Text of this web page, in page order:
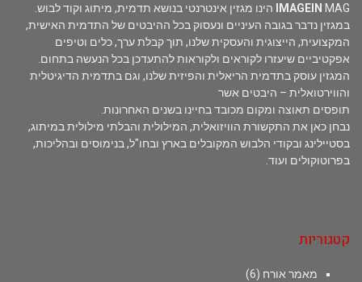
IMAGEIN MAG הינו מגזין אינטרנטי בנושא תדמית, מיתוג וקוד לבוש.
במגזין נדבר בגובה העיניים ונעסוק בכל ההיבטים של התדמית האישית,
המקצועית, הייצוגית והעסקית שלנו, תוך קבלת ערך, כלים וטיפים
אפקטיביים שיעזרו לקוראים ולקוראות להתעדכן בכל הנעשה בתחום.
המגזין עוסק בתדמית הריאלית והפיזית שלנו, וגם בתדמית הדיגיטלית
והווירטואלית – היבטים אשר
תופסים תאוצה ומקום מכובד בחיינו בשנים האחרונות.
נבחן כאן את התקשורת הוויזואלית, המילולית והבלתי מילולית במיתוג,
בסטיילינג ובקודי הלבוש המקובלים בארץ ובחו"ל, בנימוסים ובהליכות,
בפרוטוקולים ועוד.
קטגוריות
מאמר אורח (6)